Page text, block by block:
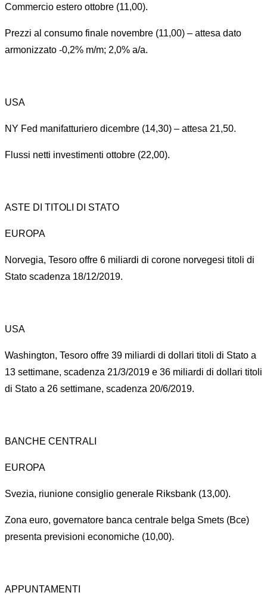
Commercio estero ottobre (11,00).
Prezzi al consumo finale novembre (11,00) – attesa dato
armonizzato -0,2% m/m; 2,0% a/a.
USA
NY Fed manifatturiero dicembre (14,30) – attesa 21,50.
Flussi netti investimenti ottobre (22,00).
ASTE DI TITOLI DI STATO
EUROPA
Norvegia, Tesoro offre 6 miliardi di corone norvegesi titoli di
Stato scadenza 18/12/2019.
USA
Washington, Tesoro offre 39 miliardi di dollari titoli di Stato a
13 settimane, scadenza 21/3/2019 e 36 miliardi di dollari titoli
di Stato a 26 settimane, scadenza 20/6/2019.
BANCHE CENTRALI
EUROPA
Svezia, riunione consiglio generale Riksbank (13,00).
Zona euro, governatore banca centrale belga Smets (Bce)
presenta previsioni economiche (10,00).
APPUNTAMENTI